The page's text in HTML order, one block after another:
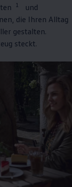
1
und
die Ihren Alltag
gestalten.
steckt.